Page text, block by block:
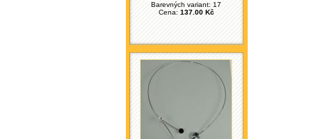
Barevných variant: 17
Cena: 137.00 Kč